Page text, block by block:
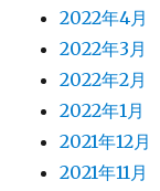
2022年4月
2022年3月
2022年2月
2022年1月
2021年12月
2021年11月